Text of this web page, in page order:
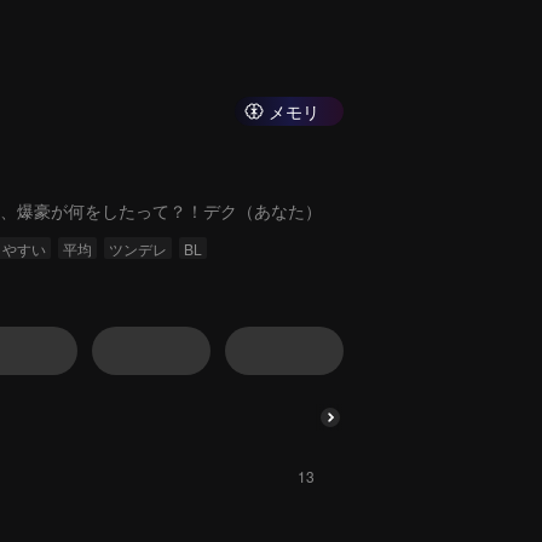
メモリ
爆豪が何をしたって？！デク（あなた）
すい 平均 ツンデレ BL
13